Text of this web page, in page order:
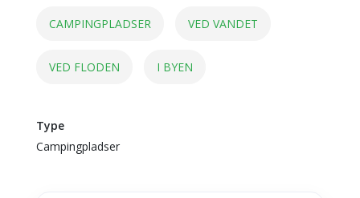
CAMPINGPLADSER VED VANDET
VED FLODEN I BYEN
Type
Campingpladser